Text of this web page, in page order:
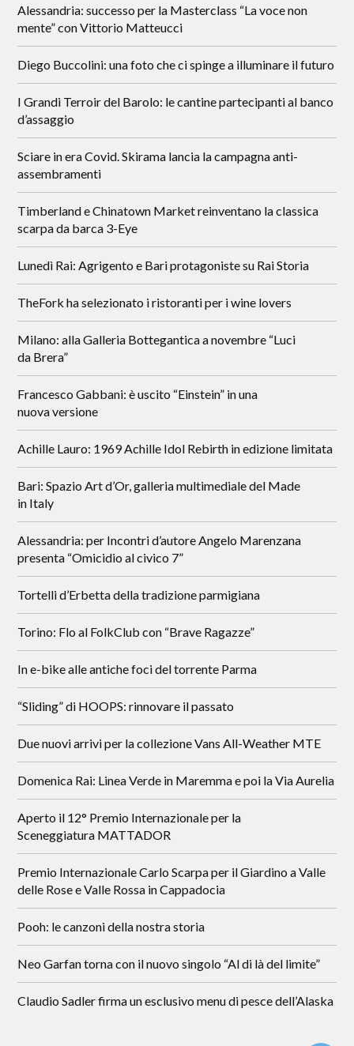
Alessandria: successo per la Masterclass “La voce non
mente” con Vittorio Matteucci
Diego Buccolini: una foto che ci spinge a illuminare il futuro
I Grandi Terroir del Barolo: le cantine partecipanti al banco
d’assaggio
Sciare in era Covid. Skirama lancia la campagna anti-
assembramenti
Timberland e Chinatown Market reinventano la classica
scarpa da barca 3-Eye
Lunedì Rai: Agrigento e Bari protagoniste su Rai Storia
TheFork ha selezionato i ristoranti per i wine lovers
Milano: alla Galleria Bottegantica a novembre “Luci
da Brera”
Francesco Gabbani: è uscito “Einstein” in una
nuova versione
Achille Lauro: 1969 Achille Idol Rebirth in edizione limitata
Bari: Spazio Art d’Or, galleria multimediale del Made
in Italy
Alessandria: per Incontri d’autore Angelo Marenzana
presenta “Omicidio al civico 7”
Tortelli d’Erbetta della tradizione parmigiana
Torino: Flo al FolkClub con “Brave Ragazze”
In e-bike alle antiche foci del torrente Parma
“Sliding” di HOOPS: rinnovare il passato
Due nuovi arrivi per la collezione Vans All-Weather MTE
Domenica Rai: Linea Verde in Maremma e poi la Via Aurelia
Aperto il 12° Premio Internazionale per la
Sceneggiatura MATTADOR
Premio Internazionale Carlo Scarpa per il Giardino a Valle
delle Rose e Valle Rossa in Cappadocia
Pooh: le canzoni della nostra storia
Neo Garfan torna con il nuovo singolo “Al di là del limite”
Claudio Sadler firma un esclusivo menu di pesce dell’Alaska